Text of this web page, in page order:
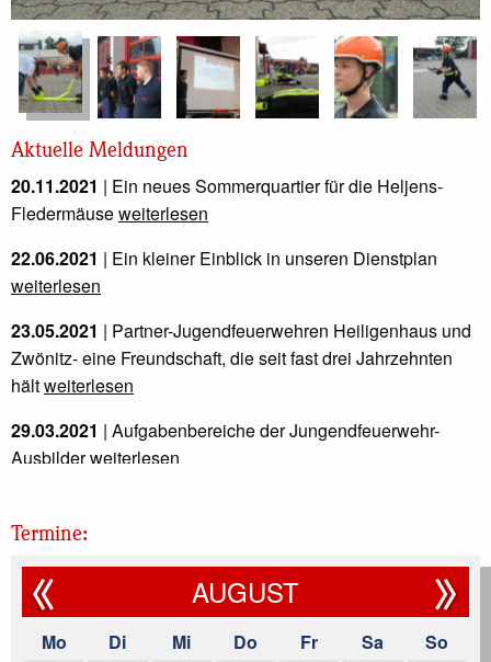
Aktuelle Meldungen
20.11.2021 | Ein neues Sommerquartier für die Heljens-
Fledermäuseweiterlesen
22.06.2021 | Ein kleiner Einblick in unseren Dienstplan
weiterlesen
23.05.2021 | Partner-Jugendfeuerwehren Heiligenhaus und
Zwönitz- eine Freundschaft, die seit fast drei Jahrzehnten
hältweiterlesen
29.03.2021 | Aufgabenbereiche der Jungendfeuerwehr-
Ausbilderweiterlesen
auch keine "Frisur"
23.01.2021| Das Jugendfeuerwehrjahr 2021 startet online
weiterlesen
30.01.2020
| Das Jugendfeuerwehrjahr 2020 bietet viel
Termine:
AUGUST
Mo Di Mi Do Fr Sa
So